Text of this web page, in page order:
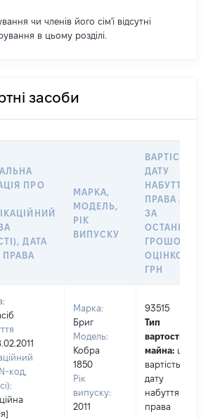
чи членів його сім'ї відсутні
в цьому розділі.
засоби
ПРО
ДАТА
ПРАВА
МАРКА,
МОДЕЛЬ,
РІК
ВИПУСКУ
ВАРТІСТЬ НА
ДАТУ
НАБУТТЯ
ПРАВА АБО
ЗА
ГРОШОВОЮ
ОЦІНКОЮ,
ГРН
код,
Марка:
Бриг
Модель:
Кобра
1850
Рік
випуску:
2011
93515
Тип
вартості
майна: це
вартість на
дату
набуття
права